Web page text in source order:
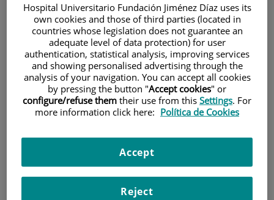
Pacientes y visitantes
Hospital Universitario Fundación Jiménez Díaz uses its
own cookies and those of third parties (located in
countries whose legislation does not guarantee an
adequate level of data protection) for user
authentication, statistical analysis, improving services
and showing personalised advertising through the
analysis of your navigation. You can accept all cookies
by pressing the button "Accept cookies" or
configure/refuse them their use from this Settings. For
more information click here: Política de Cookies
Reject
Accept